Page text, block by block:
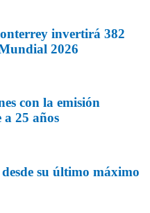
invertirá 382
2026
con la emisión
25 años
su último máximo